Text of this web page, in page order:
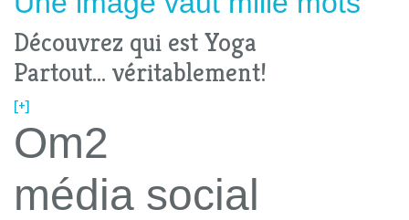
Découvrez qui est Yoga
Partout... véritablement!
[+]
Om2
média social